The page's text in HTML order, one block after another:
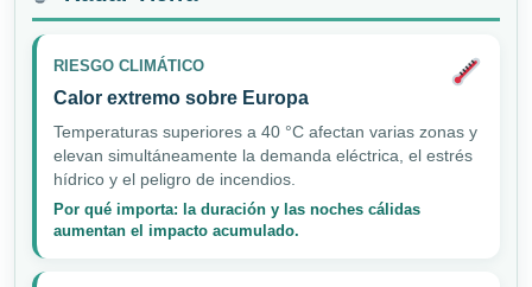
RIESGO CLIMÁTICO
Calor extremo sobre Europa
Temperaturas superiores a 40 °C afectan varias zonas y
elevan simultáneamente la demanda eléctrica, el estrés
hídrico y el peligro de incendios.
Por qué importa: la duración y las noches cálidas
aumentan el impacto acumulado.